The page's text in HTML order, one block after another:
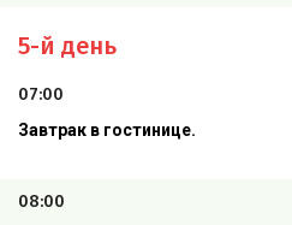
5-й день
07:00
Завтрак в гостинице.
08:00